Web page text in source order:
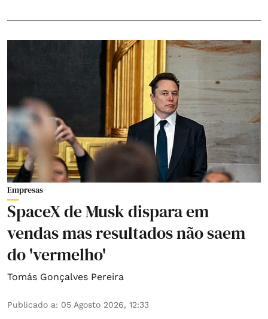
Empresas
SpaceX de Musk dispara em
vendas mas resultados não saem
do 'vermelho'
Tomás Gonçalves Pereira
Publicado a: 05 Agosto 2026, 12:33